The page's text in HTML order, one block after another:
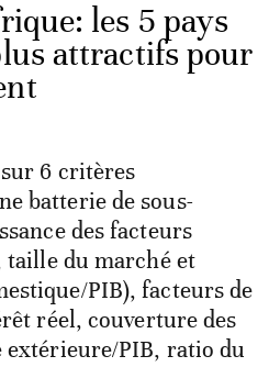
les 5 pays
attractifs pour
6 critères
batterie de sous-
des facteurs
taille du marché et
PIB), facteurs de
réel, couverture des
PIB, ratio du